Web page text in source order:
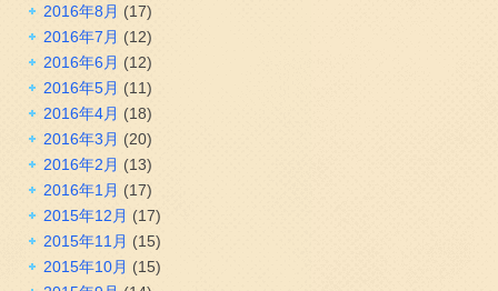
2016年8月 (17)
2016年7月 (12)
2016年6月 (12)
2016年5月 (11)
2016年4月 (18)
2016年3月 (20)
2016年2月 (13)
2016年1月 (17)
2015年12月 (17)
2015年11月 (15)
2015年10月 (15)